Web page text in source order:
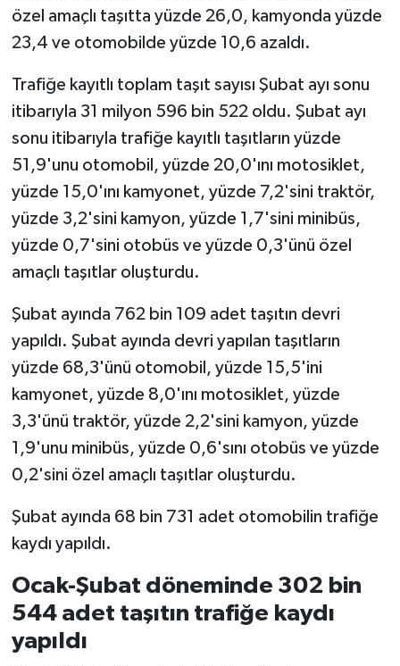
özel amaçlı taşıtta yüzde 26,0, kamyonda yüzde
23,4 ve otomobilde yüzde 10,6 azaldı.
Trafiğe kayıtlı toplam taşıt sayısı Şubat ayı sonu
itibarıyla 31 milyon 596 bin 522 oldu. Şubat ayı
sonu itibarıyla trafiğe kayıtlı taşıtların yüzde
51,9'unu otomobil, yüzde 20,0'ını motosiklet,
yüzde 15,0'ını kamyonet, yüzde 7,2'sini traktör,
yüzde 3,2'sini kamyon, yüzde 1,7'sini minibüs,
yüzde 0,7'sini otobüs ve yüzde 0,3'ünü özel
amaçlı taşıtlar oluşturdu.
Şubat ayında 762 bin 109 adet taşıtın devri
yapıldı. Şubat ayında devri yapılan taşıtların
yüzde 68,3'ünü otomobil, yüzde 15,5'ini
kamyonet, yüzde 8,0'ını motosiklet, yüzde
3,3'ünü traktör, yüzde 2,2'sini kamyon, yüzde
1,9'unu minibüs, yüzde 0,6'sını otobüs ve yüzde
0,2'sini özel amaçlı taşıtlar oluşturdu.
Şubat ayında 68 bin 731 adet otomobilin trafiğe
kaydı yapıldı.
Ocak-Şubat döneminde 302 bin
544 adet taşıtın trafiğe kaydı
yapıldı